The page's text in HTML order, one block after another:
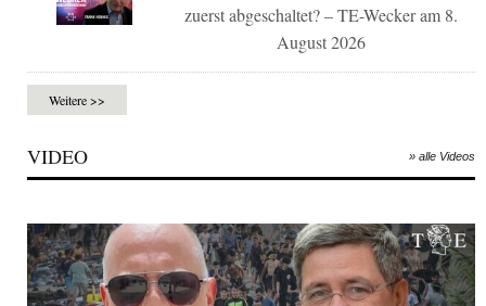
zuerst abgeschaltet? – TE-Wecker am 8.
August 2026
Weitere >>
VIDEO » alle Videos